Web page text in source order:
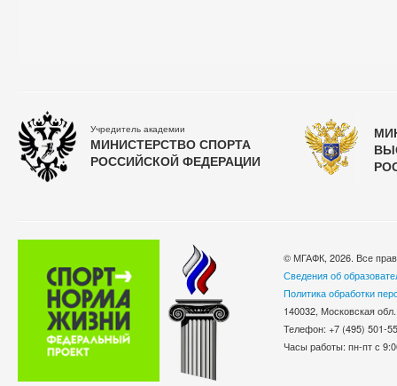
Учредитель академии
МИНИСТЕРСТВО СПОРТА
РОССИЙСКОЙ ФЕДЕРАЦИИ
© МГАФК, 2026. Все
Сведения об
Политика обработки
140032, Московская
Телефон: +7 (495)
Часы работы: пн-пт с